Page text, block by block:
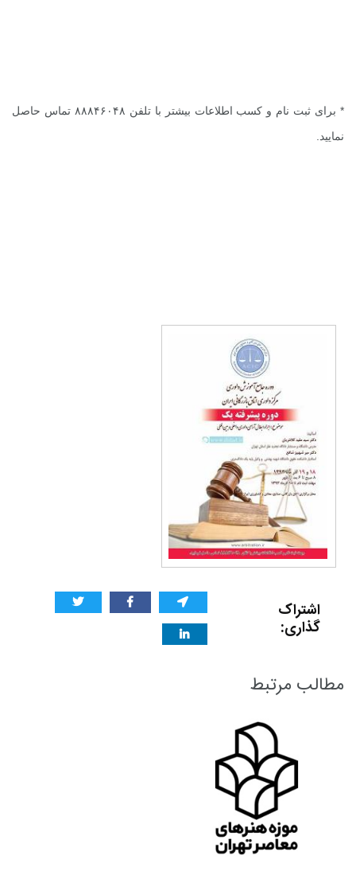
* برای ثبت نام و کسب اطلاعات بیشتر با تلفن ۸۸۸۴۶۰۴۸ تماس حاصل
نمایید.
اشتراک
گذاری:
مطالب مرتبط